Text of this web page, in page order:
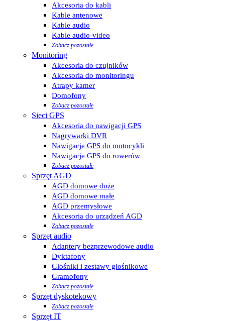
Akcesoria do kabli
Kable antenowe
Kable audio
Kable audio-video
Zobacz pozostałe
Monitoring
Akcesoria do czujników
Akcesoria do monitoringu
Atrapy kamer
Domofony
Zobacz pozostałe
Sieci GPS
Akcesoria do nawigacji GPS
Nagrywarki DVR
Nawigacje GPS do motocykli
Nawigacje GPS do rowerów
Zobacz pozostałe
Sprzęt AGD
AGD domowe duże
AGD domowe małe
AGD przemysłowe
Akcesoria do urządzeń AGD
Zobacz pozostałe
Sprzęt audio
Adaptery bezprzewodowe audio
Dyktafony
Głośniki i zestawy głośnikowe
Gramofony
Zobacz pozostałe
Sprzęt dyskotekowy
Zobacz pozostałe
Sprzęt IT